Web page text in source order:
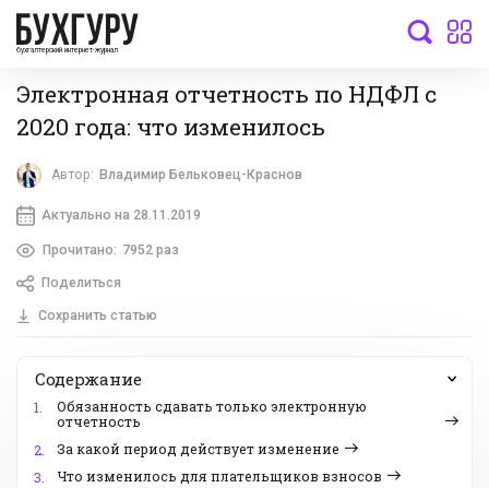
бухгалтерский интернет-журнал
Электронная отчетность по НДФЛ с
2020 года: что изменилось
Автор: Владимир Бельковец-Краснов
Актуально на 28.11.2019
Прочитано: 7952 раз
Поделиться
Сохранить статью
Содержание
1.
Обязанность сдавать только электронную
отчетность
2.
За какой период действует изменение
3.
Что изменилось для плательщиков взносов